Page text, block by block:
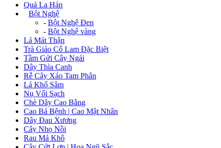
Quả La Hán
Bột Nghệ
- Bột Nghệ Đen
- Bột Nghệ vàng
Lá Mát Thận
Trà Giảo Cổ Lam Đặc Biệt
Tầm Gửi Cây Ngái
Dây Thìa Canh
Rễ Cây Xáo Tam Phân
Lá Khổ Sâm
Nụ Vối Sạch
Chè Dây Cao Bằng
Cao Bá Bệnh | Cao Mật Nhân
Dây Đau Xương
Cây Nhọ Nồi
Rau Má Khô